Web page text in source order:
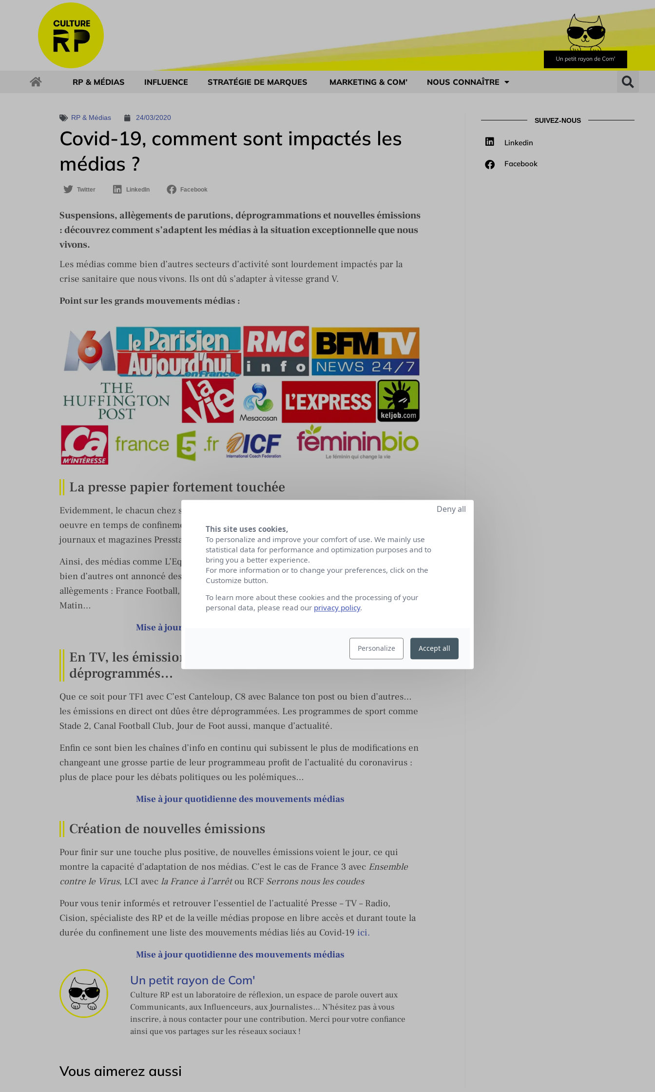
RP & MÉDIAS INFLUENCE STRATÉGIE DE MARQUES MARKETING & COM’ NOUS CONNAÎTRE
RP & Médias 24/03/2020
Covid-19, comment sont impactés les
médias ?
Twitter LinkedIn Facebook
Suspensions, allègements de parutions, déprogrammations et nouvelles émissions
: découvrez comment s’adaptent les médias à la situation exceptionnelle que nous
vivons.
Les médias comme bien d’autres secteurs d’activité sont lourdement impactés par la
crise sanitaire que nous vivons. Ils ont dû s’adapter à vitesse grand V.
Point sur les grands mouvements médias :
La presse papier fortement touchée
Evidemment, le chacun chez soi affecte la presse papier, bien plus difficile à mettre en
oeuvre en temps de confinement et de télétravail. Le redressement du Distributeur de
journaux et magazines Presstalis n’aide d’ailleurs pas…
Ainsi, des médias comme L’Equipe Magazine, Stratégies, La Tribune, Point de vue et
bien d’autres ont annoncé des suspensions de parution quand d’autres ont opté pour des
allègements : France Football, Le Monde, Le Canard Enchainé, la Voix du Nord, Nice
Matin…
Mise à jour quotidienne des mouvements médias
En TV, les émissions de sport et les directs
déprogrammés…
Que ce soit pour TF1 avec C’est Canteloup, C8 avec Balance ton post ou bien d’autres…
les émissions en direct ont dûes être déprogrammées. Les programmes de sport comme
Stade 2, Canal Football Club, Jour de Foot aussi, manque d’actualité.
Enfin ce sont bien les chaînes d’info en continu qui subissent le plus de modifications en
changeant une grosse partie de leur programmeau profit de l’actualité du coronavirus :
plus de place pour les débats politiques ou les polémiques…
Mise à jour quotidienne des mouvements médias
Création de nouvelles émissions
Pour finir sur une touche plus positive, de nouvelles émissions voient le jour, ce qui
montre la capacité d’adaptation de nos médias. C’est le cas de France 3 avec Ensemble
contre le Virus, LCI avec la France à l’arrêtou RCF Serrons nous les coudes
Pour vous tenir informés et retrouver l’essentiel de l’actualité Presse – TV – Radio,
Cision, spécialiste des RP et de la veille médias propose en libre accès et durant toute la
durée du confinement une liste des mouvements médias liés au Covid-19 ici.
Mise à jour quotidienne des mouvements médias
Un petit rayon de Com'
Culture RP est un laboratoire de réflexion, un espace de parole ouvert aux
Communicants, aux Influenceurs, aux Journalistes… N’hésitez pas à vous
inscrire, à nous contacter pour une contribution. Merci pour votre confiance
ainsi que vos partages sur les réseaux sociaux !
Vous aimerez aussi
SUIVEZ-NOUS
Linkedin
Facebook
This site uses cookies,
To personalize and improve your comfort of use. We mainly use
statistical data for performance and optimization purposes and to
bring you a better experience.
For more information or to change your preferences, click on the
Customize button.
To learn more about these cookies and the processing of your
personal data, please read our privacy policy.
Personalize
Deny all
Accept all